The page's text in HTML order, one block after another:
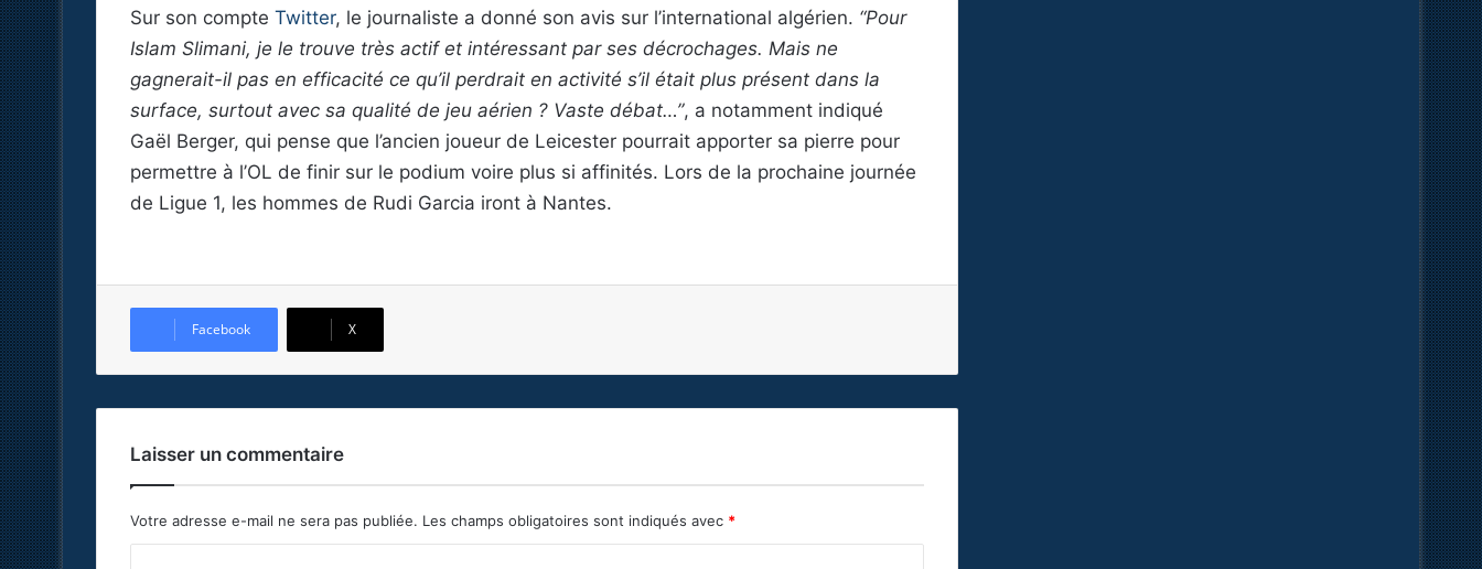
Sur son compte Twitter, le journaliste a donné son avis sur l’international algérien. “Pour
Islam Slimani, je le trouve très actif et intéressant par ses décrochages. Mais ne
gagnerait-il pas en efficacité ce qu’il perdrait en activité s’il était plus présent dans la
surface, surtout avec sa qualité de jeu aérien ? Vaste débat…”, a notamment indiqué
Gaël Berger, qui pense que l’ancien joueur de Leicester pourrait apporter sa pierre pour
permettre à l’OL de finir sur le podium voire plus si affinités. Lors de la prochaine journée
de Ligue 1, les hommes de Rudi Garcia iront à Nantes.
Facebook X
Laisser un commentaire
Votre adresse e-mail ne sera pas publiée. Les champs obligatoires sont indiqués avec *